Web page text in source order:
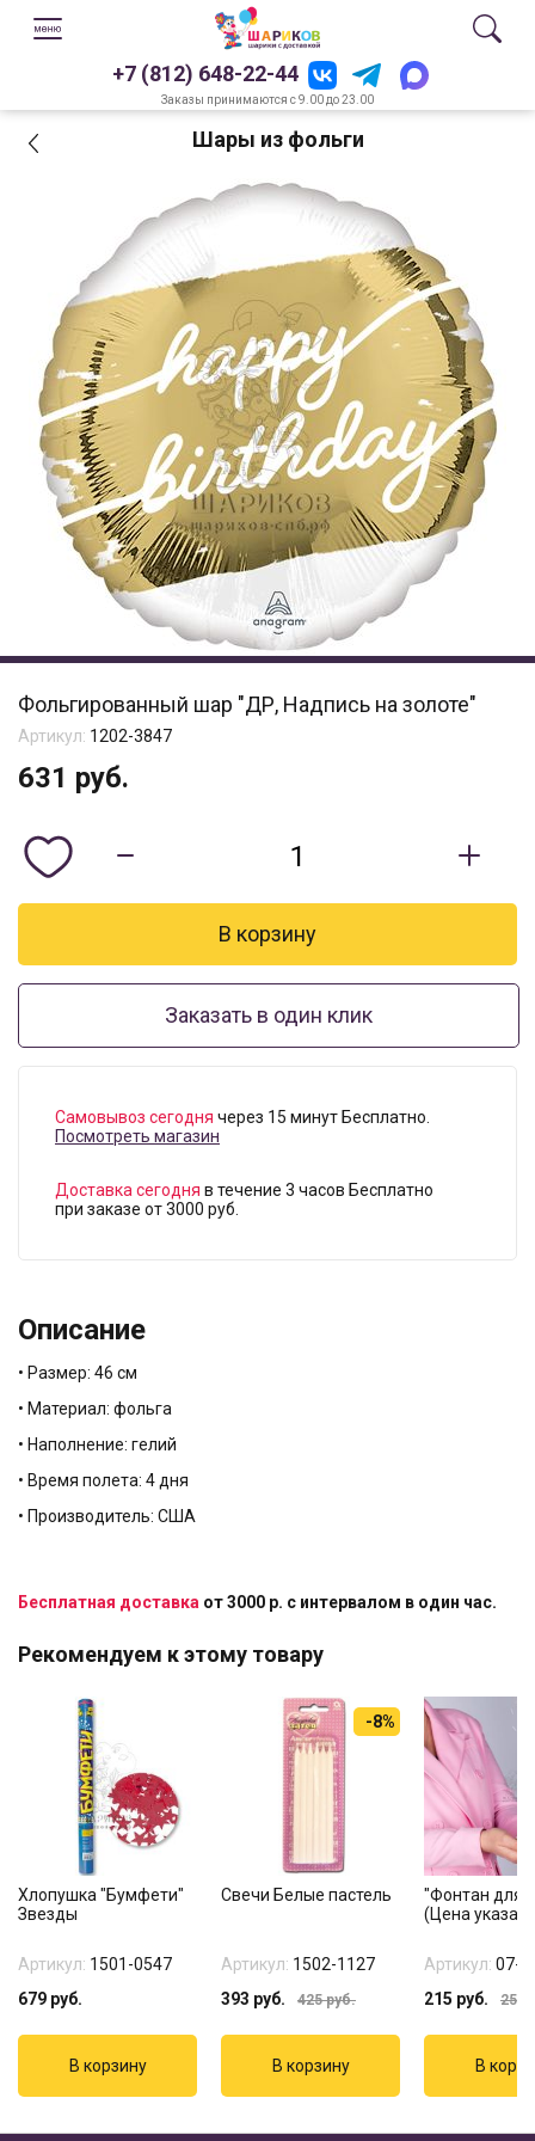
+7 (812) 648-22-44
Заказы принимаются с 9.00 до 23.00
Шары из фольги
Фольгированный шар "ДР, Надпись на золоте"
Артикул: 1202-3847
631 руб.
Заказать в один клик
Самовывоз сегодня через 15 минут Бесплатно.
Посмотреть магазин
Доставка сегодня в течение 3 часов Бесплатно
при заказе от 3000 руб.
Описание
• Размер: 46 см
• Материал: фольга
• Наполнение: гелий
• Время полета: 4 дня
• Производитель: США
Бесплатная доставка от 3000 р. с интервалом в один час.
Рекомендуем к этому товару
Хлопушка "Бумфети"
Звезды
Артикул: 1501-0547
679 руб.
-8%
Свечи Белые пастель
Артикул: 1502-1127
393 руб. 425руб.
"Фонтан для
(Цена
Артикул: 07-
215 руб. 255